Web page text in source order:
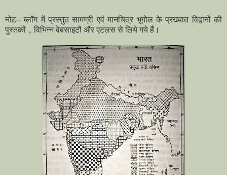
नोट– ब्लॉग में प्रस्तुत सामग्री एवं मानचित्र भूगोल के प्रख्यात विद्वानों की
पुस्तकों，विभिन्न वेबसाइटों और एटलस से लिये गये हैं।